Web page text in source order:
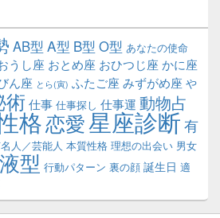
AB型 A型 B型 O型 あなたの使命
うし座 おとめ座 おひつじ座 かに座
ん座 とら(寅) ふたご座 みずがめ座 や
術 仕事 仕事探し 仕事運 動物占
格恋愛星座診断有
人／芸能人 本質性格 理想の出会い 男女
型 行動パターン 裏の顔 誕生日 適